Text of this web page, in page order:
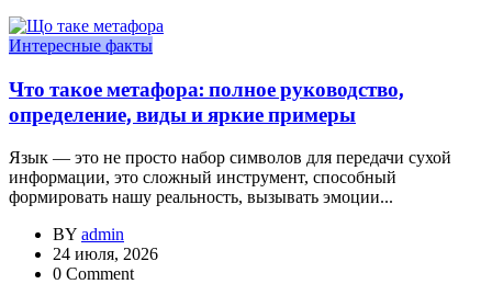
Интересные факты
Что такое метафора: полное руководство,
определение, виды и яркие примеры
Язык — это не просто набор символов для передачи сухой
информации, это сложный инструмент, способный
формировать нашу реальность, вызывать эмоции...
BY admin
24 июля, 2026
0 Comment